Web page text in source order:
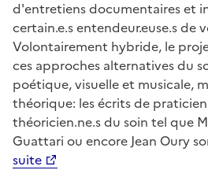
d'entretiens documentaires et
certain.e.s entendeur.euse.s de
Volontairement hybride, le
ces approches alternatives du
poétique, visuelle et musicale,
théorique: les écrits de
théoricien.ne.s du soin tel que
Guattari ou encore Jean Oury
suite